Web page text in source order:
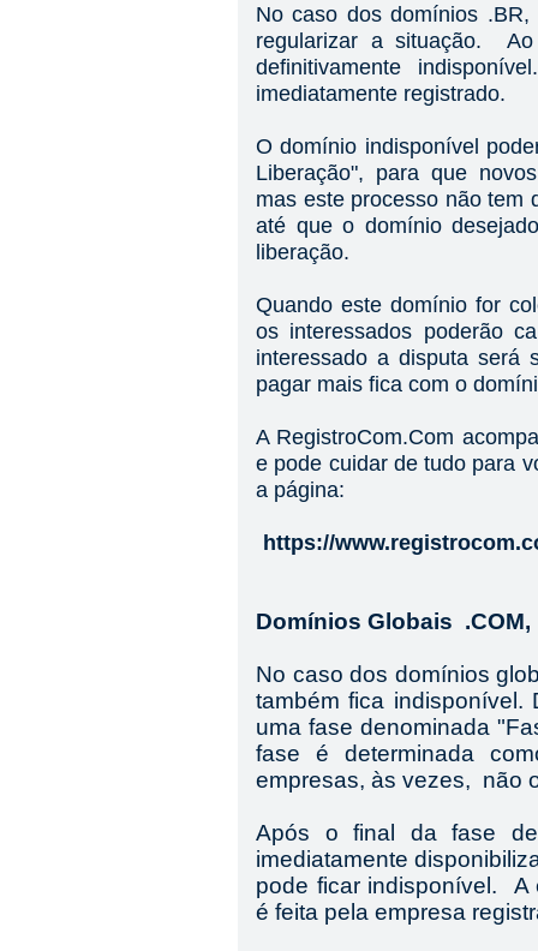
No caso dos domínios
regularizar a situação.
definitivamente
imediatamente registrado.
O domínio indisponível
Liberação", para que
mas este processo não tem
até que o domínio
liberação.
Quando este domínio for
os interessados poderão
interessado a disputa será
pagar mais fica com o
A RegistroCom.Com
e pode cuidar de tudo para
a página:
https://
Domínios Globais .COM,
No caso dos domínios
também fica
uma fase denominada
fase é determinada
empresas, às vezes, não
Após o final da fase
imediatamente
pode ficar indisponível. A
é feita pela empresa